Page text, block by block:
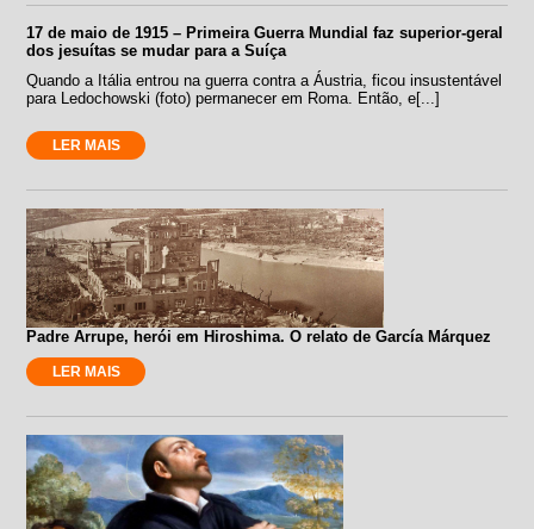
17 de maio de 1915 – Primeira Guerra Mundial faz superior-geral
dos jesuítas se mudar para a Suíça
Quando a Itália entrou na guerra contra a Áustria, ficou insustentável
para Ledochowski (foto) permanecer em Roma. Então, e[...]
LER MAIS
Padre Arrupe, herói em Hiroshima. O relato de García Márquez
LER MAIS